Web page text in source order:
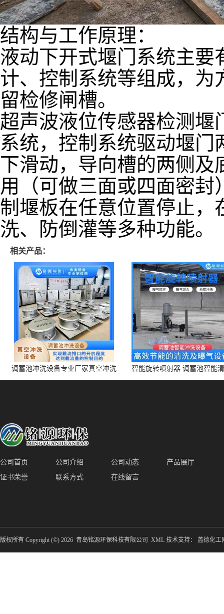
结构与工作原理：
液动下开式堰门系统主
计、控制系统等组成，
留检修闸槽。
超声波液位传感器检测
系统，控制系统驱动堰
下滑动，导向槽的两侧
用（可做三面或四面密
制堰板在任意位置停止，
洗、防倒灌等多种功能。
相关产品：
调蓄池冲洗设备专业厂家真空冲洗
装置厂家青岛铭源环保减少堵塞设
智能旋转喷射器 调蓄池智能
点对点面对面旋转清洗
公司首页 公司介绍 公司动态
产品展厅
证书荣誉
联系方式 在线留言
版权所有 Copyright (©) 2026 青岛铭源环保科技有限公司 XML 技术支持： 盖德化工